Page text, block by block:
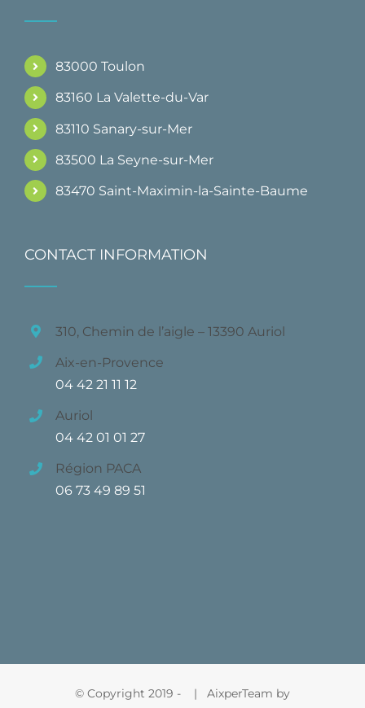
83000 Toulon
83160 La Valette-du-Var
83110 Sanary-sur-Mer
83500 La Seyne-sur-Mer
83470 Saint-Maximin-la-Sainte-Baume
CONTACT INFORMATION
310, Chemin de l’aigle – 13390 Auriol
Aix-en-Provence
04 42 21 11 12
Auriol
04 42 01 01 27
Région PACA
06 73 49 89 51
© Copyright 2019 - | AixperTeam by